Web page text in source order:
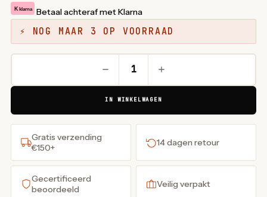
K klarna Betaal achteraf met Klarna
⚡ NOG MAAR 3 OP VOORRAAD
IN WINKELWAGEN
Gratis verzending
€150+
14 dagen retour
Gecertificeerd
beoordeeld
Veilig verpakt